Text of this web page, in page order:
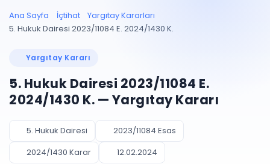
Entegrasyonu
UYAP ile otomatik
UYAP Evrak
Entegrasyonu
UETS Entegrasyonu
Tebligatları anında
Müvekkil ve taraf
Vekalet
PLANLAMA & TAKİP
Blog
Ücretsiz Başlayın Giriş Yap
Ana Sayfa İçtihat
Yargıtay Kararları
5. Hukuk Dairesi 2023/11084 E. 2024/1430 K.
Yargıtay Kararı
5. Hukuk Dairesi 2023/11084 E.
2024/1430 K. — Yargıtay Kararı
5. Hukuk Dairesi
2023/11084 Esas
2024/1430 Karar
12.02.2024